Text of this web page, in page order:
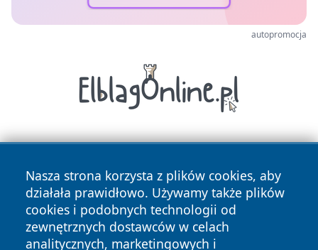
autopromocja
Nasza strona korzysta z plików cookies, aby
działała prawidłowo. Używamy także plików
cookies i podobnych technologii od
zewnętrznych dostawców w celach
analitycznych, marketingowych i
Copyright © 2026 raciborski24.pl Wszystkie prawa
zastrzeżone.